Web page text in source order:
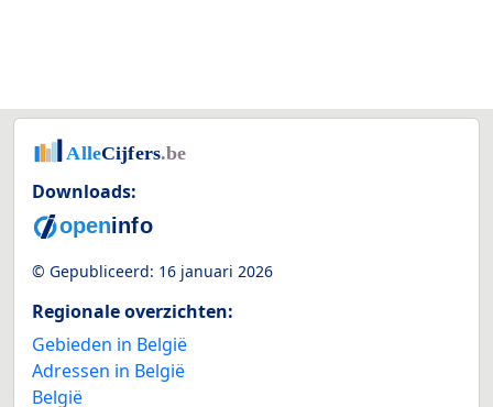
Downloads:
© Gepubliceerd: 16 januari 2026
Regionale overzichten:
Gebieden in België
Adressen in België
België